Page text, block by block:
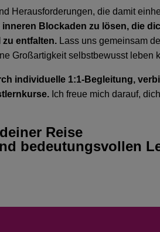
Herausforderungen, die damit
inneren Blockaden zu lösen, die
entfalten. Lass uns gemeinsam
Großartigkeit selbstbewusst leben
individuelle 1:1-Begleitung,
Ich freue mich darauf,
Reise
bedeutungsvollen